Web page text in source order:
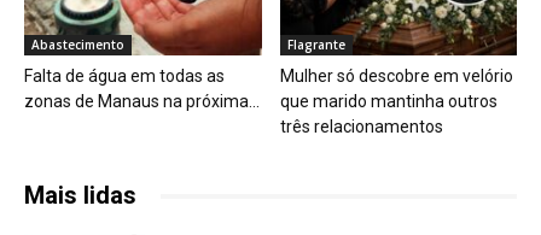
Abastecimento
Falta de água em todas as
zonas de Manaus na próxima...
Flagrante
Mulher só descobre em velório
que marido mantinha outros
três relacionamentos
Mais lidas